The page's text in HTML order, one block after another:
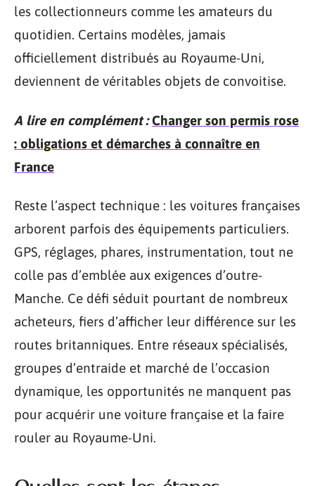
les collectionneurs comme les amateurs du
quotidien. Certains modèles, jamais
officiellement distribués au Royaume-Uni,
deviennent de véritables objets de convoitise.
A lire en complément : Changer son permis rose
: obligations et démarches à connaître en
France
Reste l’aspect technique : les voitures françaises
arborent parfois des équipements particuliers.
GPS, réglages, phares, instrumentation, tout ne
colle pas d’emblée aux exigences d’outre-
Manche. Ce défi séduit pourtant de nombreux
acheteurs, fiers d’afficher leur différence sur les
routes britanniques. Entre réseaux spécialisés,
groupes d’entraide et marché de l’occasion
dynamique, les opportunités ne manquent pas
pour acquérir une voiture française et la faire
rouler au Royaume-Uni.